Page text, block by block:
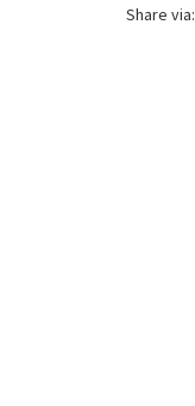
Share via: